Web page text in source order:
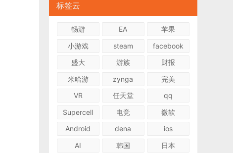
标签云
畅游 EA
苹果
小游戏
steam
facebook
盛大
游族
财报
米哈游
zynga
完美
VR
任天堂
qq
Supercell
电竞
微软
Android
dena
ios
AI
韩国
日本